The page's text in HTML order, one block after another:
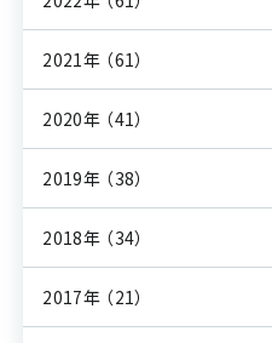
2021年 （61）
2020年 （41）
2019年 （38）
2018年 （34）
2017年 （21）